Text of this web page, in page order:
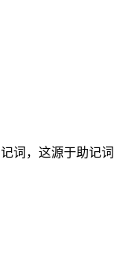
，这源于助记